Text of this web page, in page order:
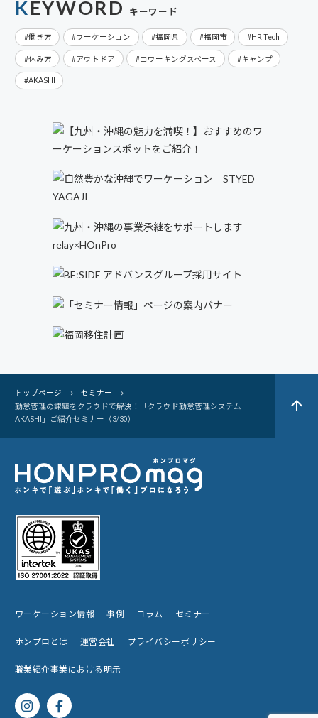
KEYWORD キーワード
働き方 ワーケーション 福岡県 福岡市 HR Tech
休み方 アウトドア コワーキングスペース キャンプ
AKASHI
トップページ
セミナー
勤怠管理の課題をクラウドで解決！「クラウド勤怠管理システム
AKASHI」ご紹介セミナー（3/30）
arrow_upward
ワーケーション情報 事例 コラム セミナー
ホンプロとは 運営会社 プライバシーポリシー
職業紹介事業における明示